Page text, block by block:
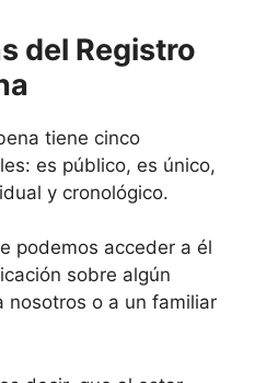
del Registro
tiene cinco
es público, es único,
y cronológico.
podemos acceder a él
sobre algún
nosotros o a un familiar